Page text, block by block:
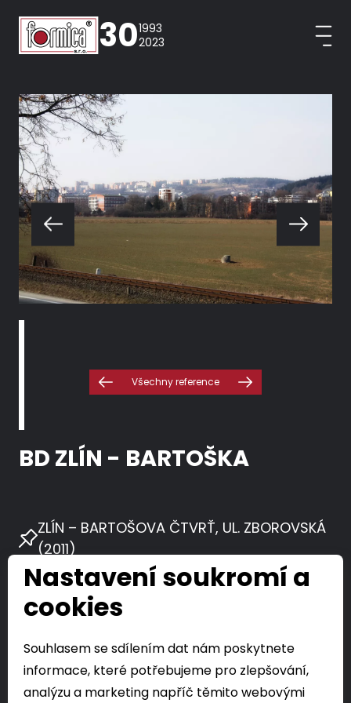
301993
2023
Všechny reference
BD ZLÍN - BARTOŠKA
ZLÍN – BARTOŠOVA ČTVRŤ, UL. ZBOROVSKÁ
(2011)
Návrh osmipodlažního věžového domu
na půdorysu bývalé výměníkové stanice se šesti
mezonetem v nejvyšším podlaží. Na každém
podlaží vždy pouze jeden byt, parkování zajištěno
v části prvního podlaží a na přilehlém pozemku.
Nastavení soukromí a
cookies
Souhlasem se sdílením dat nám poskytnete
informace, které potřebujeme pro zlepšování,
analýzu a marketing napříč těmito webovými